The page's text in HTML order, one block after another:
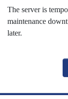
The server is
maintenance
later.